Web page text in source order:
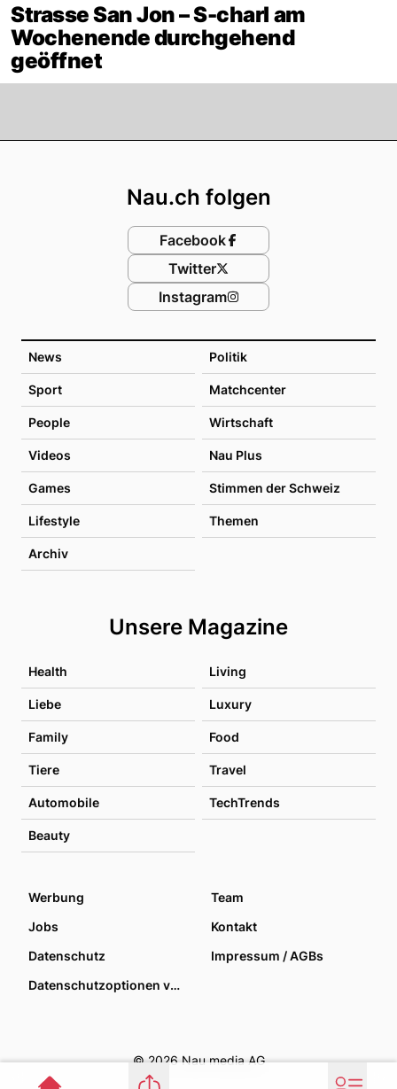
Strasse San Jon – S-charl am
Wochenende durchgehend
geöffnet
News Politik
Sport Matchcenter
People Wirtschaft
Videos Nau Plus
Games Stimmen der Schweiz
Lifestyle Themen
Archiv
Unsere Magazine
Health Living
Liebe Luxury
Family Food
Tiere Travel
Automobile TechTrends
Beauty
Nau.ch folgen
Facebook
Twitter
Instagram
Werbung
Team
Jobs
Kontakt
Datenschutz
Impressum / AGBs
Datenschutzoptionen verwalten
© 2026 Nau media AG